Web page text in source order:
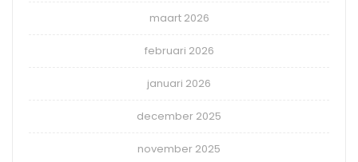
maart 2026
februari 2026
januari 2026
december 2025
november 2025